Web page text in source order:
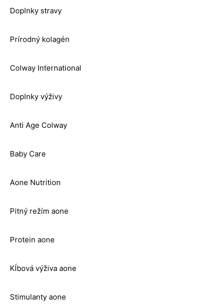
Doplnky stravy
Prírodný kolagén
Colway International
Doplnky výživy
Anti Age Colway
Baby Care
Aone Nutrition
Pitný režím aone
Protein aone
Kĺbová výživa aone
Stimulanty aone